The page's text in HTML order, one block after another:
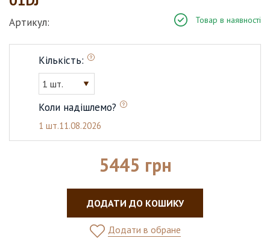
Артикул: Товар в наявності
Кількість:
1 шт.
Коли надішлемо?
1 шт.11.08.2026
5445 грн
ДОДАТИ ДО КОШИКУ
Додати в обране